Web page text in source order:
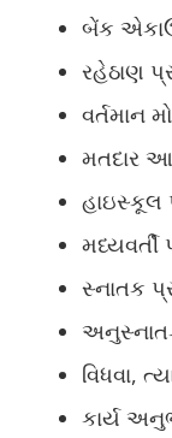
બેંક
રહેઠાણ
વર્તમાન
મતદાર
હાઇસ્કૂલ
સ્નાતક
વિધવા,
કાર્ય